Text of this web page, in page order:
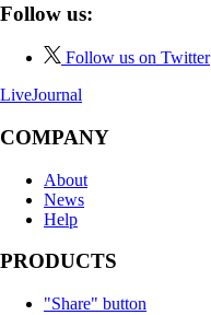
Follow us:
Follow us on Twitter
LiveJournal
COMPANY
About
News
Help
PRODUCTS
"Share" button